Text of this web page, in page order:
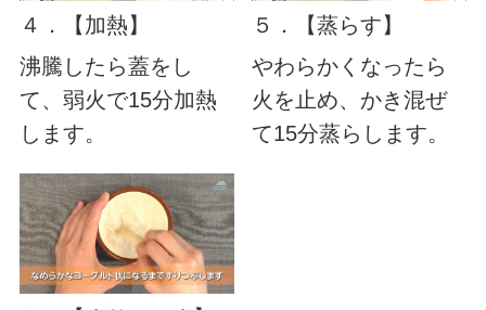
４．【加熱】
沸騰したら蓋をし
て、弱火で15分加熱
します。
５．【蒸らす】
やわらかくなったら
火を止め、かき混ぜ
て15分蒸らします。